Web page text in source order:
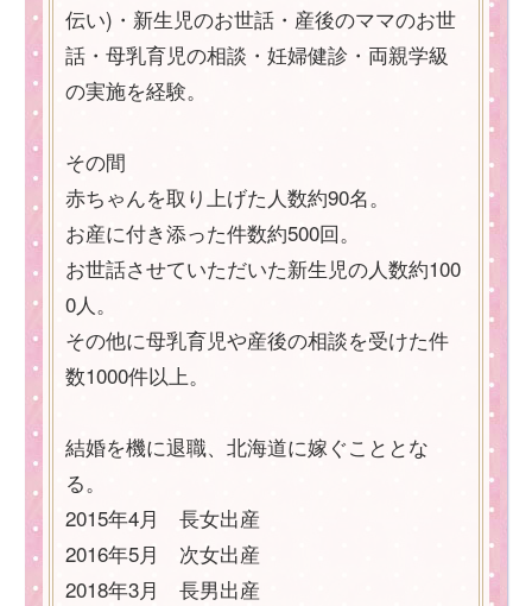
伝い)・新生児のお世話・産後のママのお世
話・母乳育児の相談・妊婦健診・両親学級
の実施を経験。
その間
赤ちゃんを取り上げた人数約90名。
お産に付き添った件数約500回。
お世話させていただいた新生児の人数約100
0人。
その他に母乳育児や産後の相談を受けた件
数1000件以上。
結婚を機に退職、北海道に嫁ぐこととな
る。
2015年4月 長女出産
2016年5月 次女出産
2018年3月 長男出産